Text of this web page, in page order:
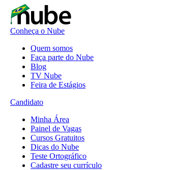
Conheça o Nube
Quem somos
Faça parte do Nube
Blog
TV Nube
Feira de Estágios
Candidato
Minha Área
Painel de Vagas
Cursos Gratuitos
Dicas do Nube
Teste Ortográfico
Cadastre seu currículo